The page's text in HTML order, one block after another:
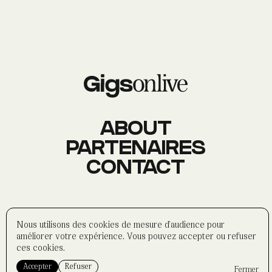
À PROPOS
CONTACT
Formulaire Partenaires
ABOUT
PARTENAIRES
CONTACT
Politique de confidentialité
Mentions légales
Nous utilisons des cookies de mesure d'audience pour
améliorer votre expérience. Vous pouvez accepter ou refuser
ces cookies.
Accepter Refuser Fermer